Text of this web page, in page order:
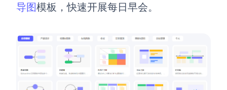
AI生成AARRR模型
模板社区
企业服务
导图模板，快速开展每日早会。